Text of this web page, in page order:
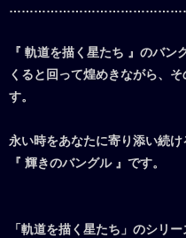
『 軌道を描く星たち 』のバ
くると回って煌めきながら、
す。
永い時をあなたに寄り添い続
『 輝きのバングル 』です。
「軌道を描く星たち」のシリ